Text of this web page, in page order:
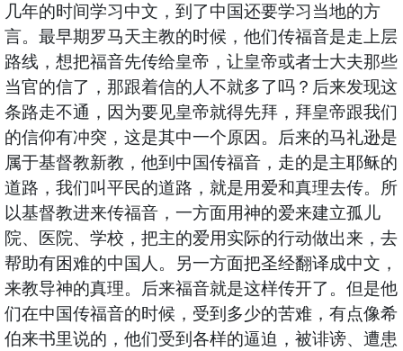
几年的时间学习中文，到了中国还要学习当地的方
言。最早期罗马天主教的时候，他们传福音是走上层
路线，想把福音先传给皇帝，让皇帝或者士大夫那些
当官的信了，那跟着信的人不就多了吗？后来发现这
条路走不通，因为要见皇帝就得先拜，拜皇帝跟我们
的信仰有冲突，这是其中一个原因。后来的马礼逊是
属于基督教新教，他到中国传福音，走的是主耶稣的
道路，我们叫平民的道路，就是用爱和真理去传。所
以基督教进来传福音，一方面用神的爱来建立孤儿
院、医院、学校，把主的爱用实际的行动做出来，去
帮助有困难的中国人。另一方面把圣经翻译成中文，
来教导神的真理。后来福音就是这样传开了。但是他
们在中国传福音的时候，受到多少的苦难，有点像希
伯来书里说的，他们受到各样的逼迫，被诽谤、遭患